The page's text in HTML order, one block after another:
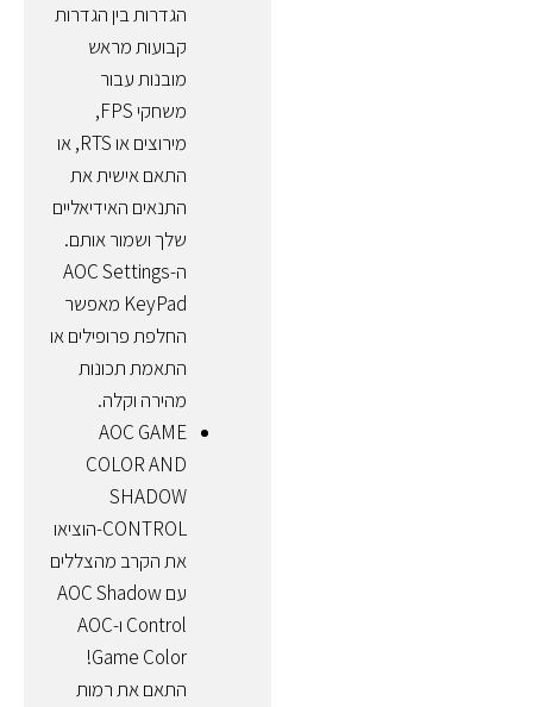
הגדרות בין הגדרות
קבועות מראש
מובנות עבור
משחקי FPS,
מירוצים או RTS, או
התאם אישית את
התנאים האידיאליים
שלך ושמור אותם.
ה-AOC Settings
KeyPad מאפשר
החלפת פרופילים או
התאמת תכונות
מהירה וקלה.
AOC GAME
COLOR AND
SHADOW
CONTROL-הוציאו
את הקרב מהצללים
עם AOC Shadow
Control ו-AOC
Game Color!
התאם את רמות